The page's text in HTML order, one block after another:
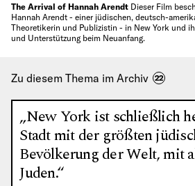
The Arrival of Hannah Arendt Dieser Film
Hannah Arendt - einer jüdischen, deutsch-
Theoretikerin und Publizistin - in New York und
und Unterstützung beim Neuanfang.
Zu diesem Thema im Archiv 22
„New York ist schließlich
Stadt mit der größten
Bevölkerung der Welt, mit
Juden.“